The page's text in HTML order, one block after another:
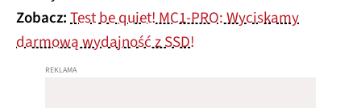
Zobacz:Test be quiet! MC1-PRO: Wyciskamy
darmową wydajność z SSD!